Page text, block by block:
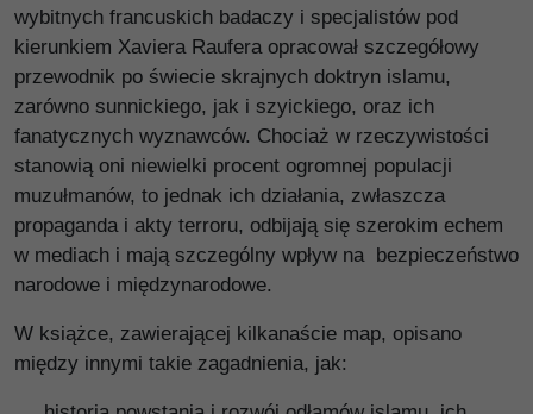
wybitnych francuskich badaczy i specjalistów pod
kierunkiem Xaviera Raufera opracował szczegółowy
przewodnik po świecie skrajnych doktryn islamu,
zarówno sunnickiego, jak i szyickiego, oraz ich
fanatycznych wyznawców. Chociaż w rzeczywistości
stanowią oni niewielki procent ogromnej populacji
muzułmanów, to jednak ich działania, zwłaszcza
propaganda i akty terroru, odbijają się szerokim echem
w mediach i mają szczególny wpływ na bezpieczeństwo
narodowe i międzynarodowe.
W książce, zawierającej kilkanaście map, opisano
między innymi takie zagadnienia, jak: